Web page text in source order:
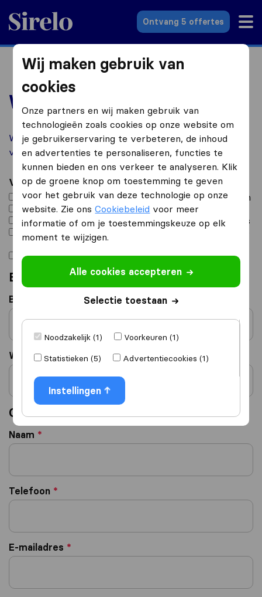
Sirelo.nl
Ontvang 5 offertes
Word Sirelo partner
Welke voordelen zou jij willen hebben van je
vermelding op Sirelo? Laat het ons weten!
Vink aan wat van toepassing is *
Voeg me toe aan het overzicht van verhuisbedrijven
Ik wil toegang tot mijn bedrijfsprofiel
Ik ben geïnteresseerd in het kopen van verhuisleads
Ik wil graag meer weten over het gebruik van online
conversie tools
Anders, licht hieronder toe bij opmerkingen
Bedrijfsgegevens
Bedrijfsnaam
Website *
Contactpersoon
Naam *
Telefoon *
E-mailadres *
Wij maken gebruik van
cookies
Onze partners en wij maken gebruik van
technologieën zoals cookies op onze website om
je gebruikerservaring te verbeteren, de inhoud
en advertenties te personaliseren, functies te
kunnen bieden en ons verkeer te analyseren. Klik
op de groene knop om toestemming te geven
voor het gebruik van deze technologie op onze
website. Zie onsCookiebeleid voor meer
informatie of om je toestemmingskeuze op elk
moment te wijzigen.
Alle cookies accepteren
Selectie toestaan
Noodzakelijk (1)
Voorkeuren (1)
Statistieken (5)
Advertentiecookies (1)
Instellingen